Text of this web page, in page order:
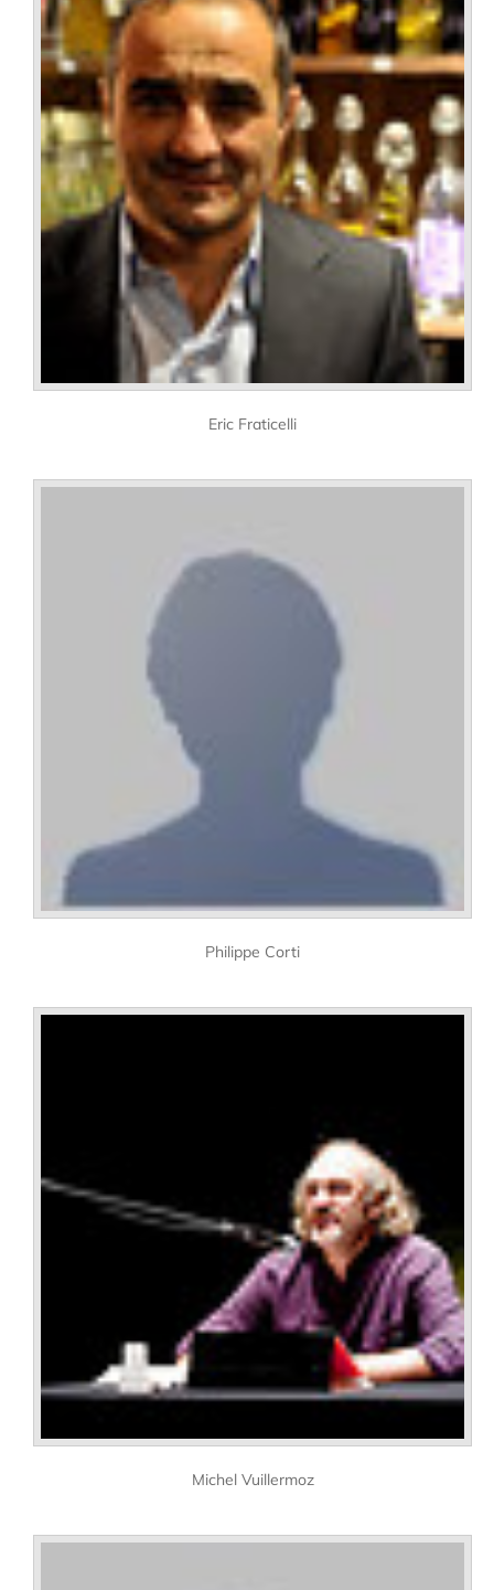
Eric Fraticelli
Philippe Corti
Michel Vuillermoz